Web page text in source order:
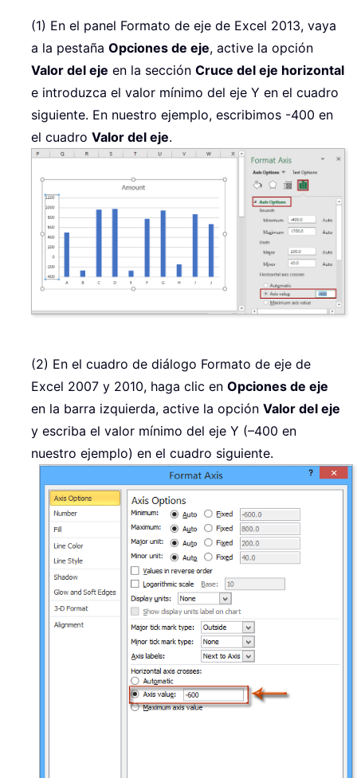
(1) En el panel Formato de eje de Excel 2013, vaya
a la pestaña Opciones de eje, active la opción
Valor del eje en la sección Cruce del eje horizontal
e introduzca el valor mínimo del eje Y en el cuadro
siguiente. En nuestro ejemplo, escribimos -400 en
el cuadro Valor del eje.
(2) En el cuadro de diálogo Formato de eje de
Excel 2007 y 2010, haga clic en Opciones de eje
en la barra izquierda, active la opción Valor del eje
y escriba el valor mínimo del eje Y (–400 en
nuestro ejemplo) en el cuadro siguiente.